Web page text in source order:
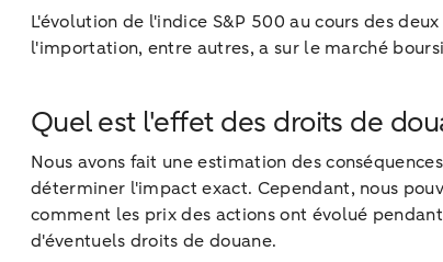
L'évolution de l'indice S&P 500 au cours des
l'importation, entre autres, a sur le marché
Quel est l'effet des droits de
Nous avons fait une estimation des
déterminer l'impact exact. Cependant, nous
comment les prix des actions ont évolué
d'éventuels droits de douane.